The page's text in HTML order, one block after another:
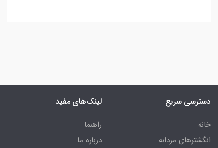
دسترسی سریع
خانه
انگشترهای مردانه
لینک‌های مفید
راهنما
درباره ما